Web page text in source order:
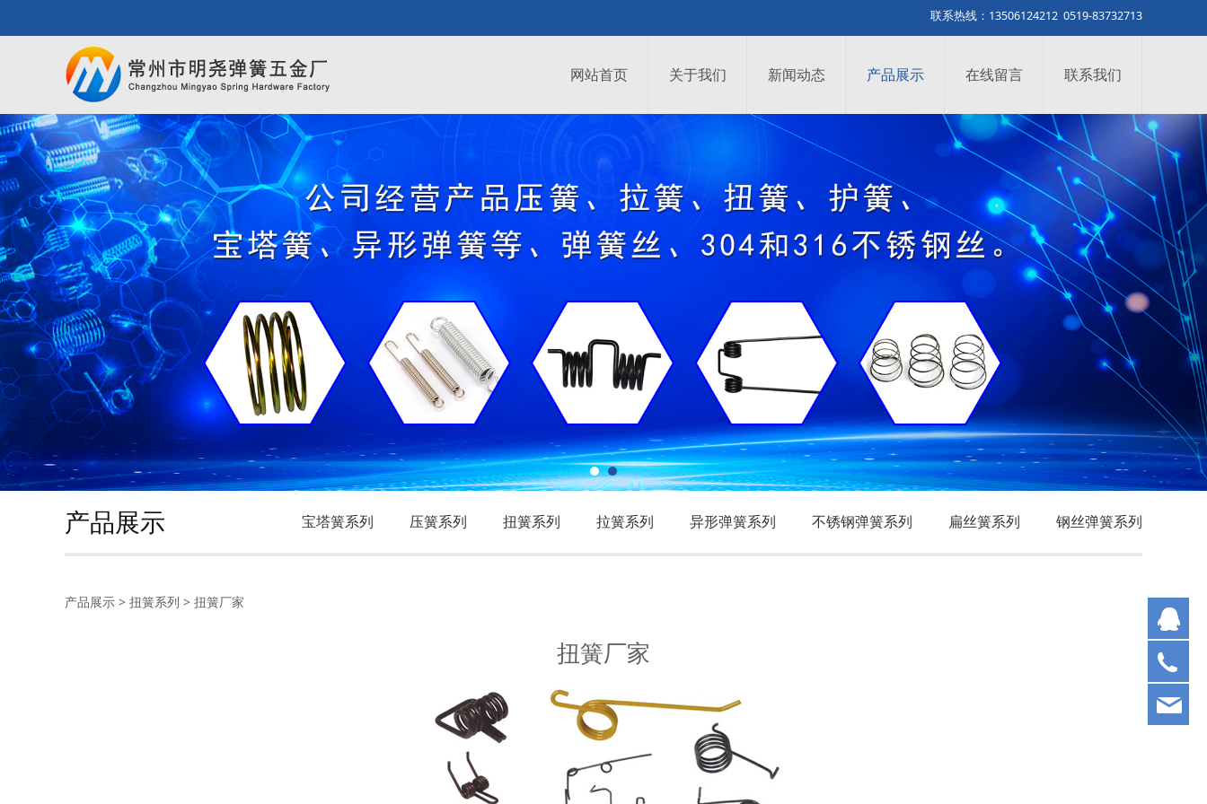
联系热线：13506124212 0519-83732713
网站首页 关于我们 新闻动态 产品展示 在线留言 联系我们
产品展示 宝塔簧系列 压簧系列 扭簧系列 拉簧系列 异形弹簧系列 不锈钢弹簧系列 扁丝簧系列 钢丝弹簧系列
扭簧厂家
产品展示 > 扭簧系列 > 扭簧厂家
扭簧厂家